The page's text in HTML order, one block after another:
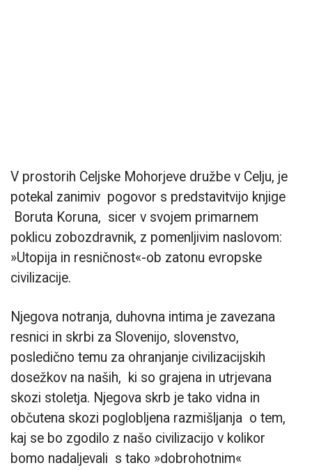
V prostorih Celjske Mohorjeve družbe v Celju, je
potekal zanimiv pogovor s predstavitvijo knjige
Boruta Koruna, sicer v svojem primarnem
poklicu zobozdravnik, z pomenljivim naslovom:
»Utopija in resničnost«-ob zatonu evropske
civilizacije.
Njegova notranja, duhovna intima je zavezana
resnici in skrbi za Slovenijo, slovenstvo,
posledično temu za ohranjanje civilizacijskih
dosežkov na naših, ki so grajena in utrjevana
skozi stoletja. Njegova skrb je tako vidna in
občutena skozi poglobljena razmišljanja o tem,
kaj se bo zgodilo z našo civilizacijo v kolikor
bomo nadaljevali s tako »dobrohotnim«